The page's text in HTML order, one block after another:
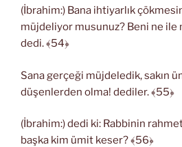
(İbrahim:) Bana ihtiyarlık
müjdeliyor musunuz? Beni ne
dedi. ﴾54﴿
Sana gerçeği müjdeledik, sakın
düşenlerden olma! dediler. ﴾55﴿
(İbrahim:) dedi ki: Rabbinin
başka kim ümit keser? ﴾56﴿